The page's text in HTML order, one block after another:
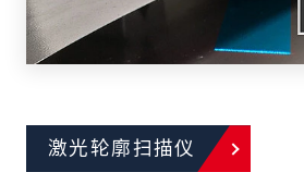
激光轮廓扫描仪